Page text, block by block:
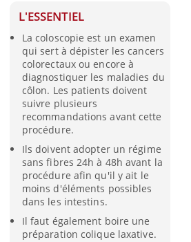
L'ESSENTIEL
La coloscopie est un examen
qui sert à dépister les cancers
colorectaux ou encore à
diagnostiquer les maladies du
côlon. Les patients doivent
suivre plusieurs
recommandations avant cette
procédure.
Ils doivent adopter un régime
sans fibres 24h à 48h avant la
procédure afin qu'il y ait le
moins d'éléments possibles
dans les intestins.
Il faut également boire une
préparation colique laxative.